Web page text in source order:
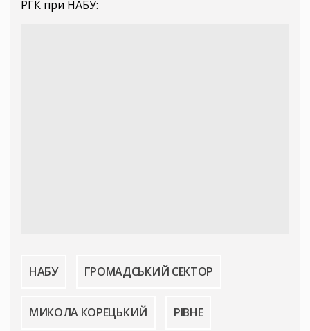
РГК при НАБУ:
НАБУ ГРОМАДСЬКИЙ СЕКТОР
МИКОЛА КОРЕЦЬКИЙ РІВНЕ